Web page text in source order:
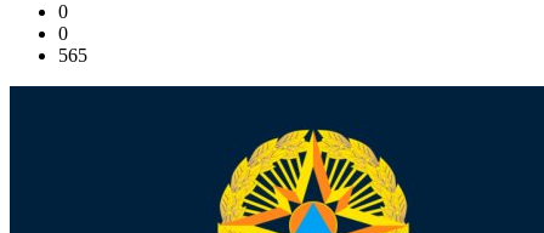
0
0
565